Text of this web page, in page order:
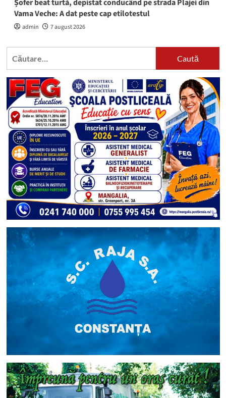
Șofer beat turtă, depistat conducând pe strada Plajei din
Vama Veche: A dat peste cap etilotestul
admin 7 august 2026
Caută